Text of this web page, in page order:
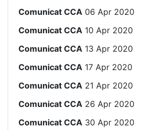
Comunicat CCA 06 Apr 2020
Comunicat CCA 10 Apr 2020
Comunicat CCA 13 Apr 2020
Comunicat CCA 17 Apr 2020
Comunicat CCA 21 Apr 2020
Comunicat CCA 26 Apr 2020
Comunicat CCA 30 Apr 2020